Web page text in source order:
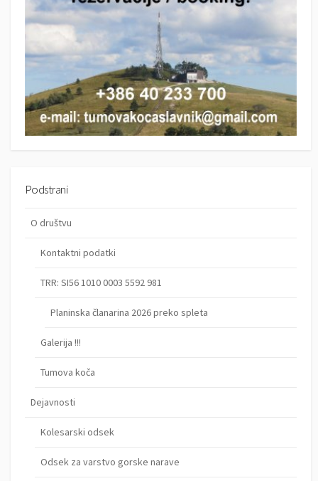
Podstrani
O društvu
Kontaktni podatki
TRR: SI56 1010 0003 5592 981
Planinska članarina 2026 preko spleta
Galerija !!!
Tumova koča
Dejavnosti
Kolesarski odsek
Odsek za varstvo gorske narave